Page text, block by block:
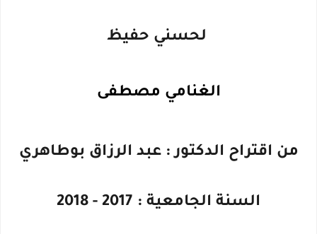
لحسني حفيظ
الغنامي مصطفى
من اقتراح الدكتور : عبد الرزاق بوطاهري
السنة الجامعية : 2017 - 2018